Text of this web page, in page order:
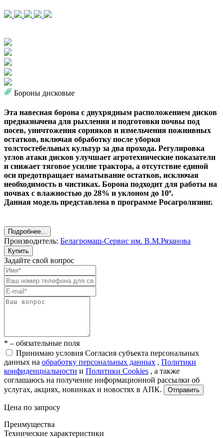
Бороны дисковые
Эта навесная борона с двухрядным расположением дисков
предназначена для рыхления и подготовки почвы под
посев, уничтожения сорняков и измельчения пожнивных
остатков, включая обработку после уборки
толстостебельных культур за два прохода. Регулировка
углов атаки дисков улучшает агротехнические показатели
и снижает тяговое усилие трактора, а отсутствие единой
оси предотвращает наматывание остатков, исключая
необходимость в чистиках. Борона подходит для работы на
почвах с влажностью до 28% и уклоном до 10º.
Данная модель представлена в программе Росагролизинг.
Подробнее...
Производитель: Белагромаш-Сервис им. В.М.Рязанова
Купить
Задайте свой вопрос
* – обязательные поля
Принимаю условия Согласия субъекта персональных
данных на обработку персональных данных , Политики
конфиденциальности и Политики Cookies , а также
соглашаюсь на получение информационной рассылки об
услугах, акциях, новинках и новостях в АПК.
Отправить
Цена по запросу
Преимущества
Технические характеристики